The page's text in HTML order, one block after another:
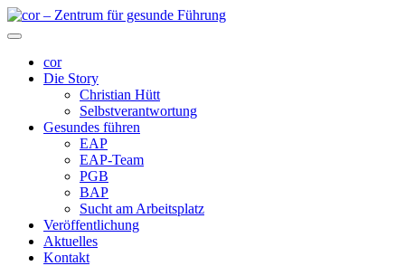
cor
Die Story
Christian Hütt
Selbstverantwortung
Gesundes führen
EAP
EAP-Team
PGB
BAP
Sucht am Arbeitsplatz
Veröffentlichung
Aktuelles
Kontakt